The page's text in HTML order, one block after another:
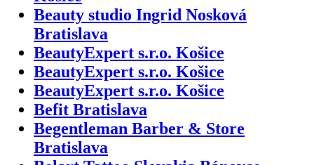
Beauty studio Ingrid Nosková
Bratislava
BeautyExpert s.r.o. Košice
BeautyExpert s.r.o. Košice
BeautyExpert s.r.o. Košice
Befit Bratislava
Begentleman Barber & Store
Bratislava